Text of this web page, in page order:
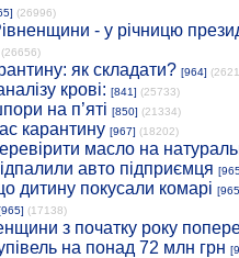
(26996)
- у річницю
(26656)
як складати? [964]
крові: [841] (25733)
на п’яті [850] (21334)
карантину [967] (18202)
масло на
авто підприємця
дитину покусали комарі
(17138)
з початку року
на понад 72 млн грн